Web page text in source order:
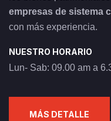
empresas de sistema
con más experiencia.
NUESTRO HORARIO
Lun- Sab: 09.00 am a
MÁS DETALLE